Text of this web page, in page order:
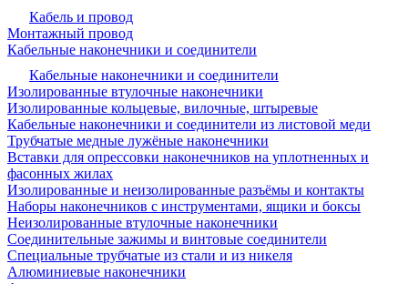
Кабель и провод
Монтажный провод
Кабельные наконечники и соединители
Кабельные наконечники и соединители
Изолированные втулочные наконечники
Изолированные кольцевые, вилочные, штыревые
Кабельные наконечники и соединители из листовой меди
Трубчатые медные лужёные наконечники
Вставки для опрессовки наконечников на уплотненных и
фасонных жилах
Изолированные и неизолированные разъёмы и контакты
Наборы наконечников с инструментами, ящики и боксы
Неизолированные втулочные наконечники
Соединительные зажимы и винтовые соединители
Специальные трубчатые из стали и из никеля
Алюминиевые наконечники